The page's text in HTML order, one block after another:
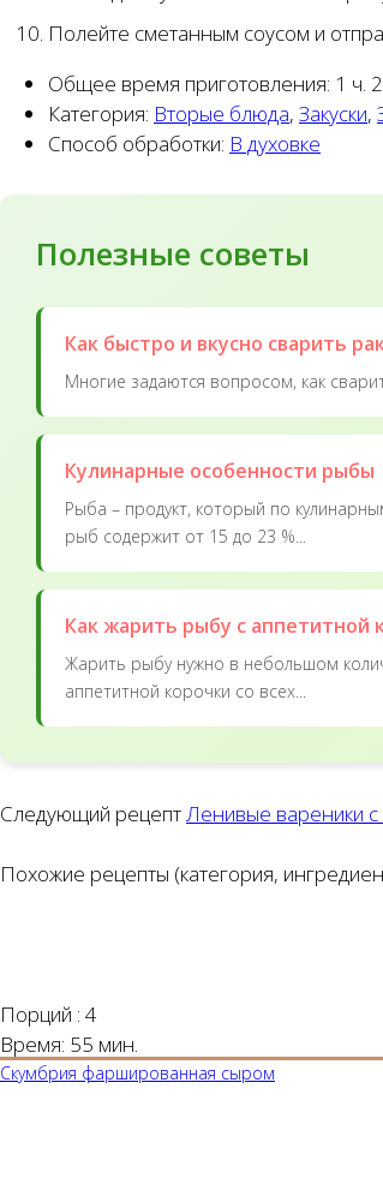
Полейте сметанным соусом и
Общее время приготовления: 1 ч.
Категория: Вторые блюда, Закуски,
Способ обработки: В духовке
Полезные советы
Как быстро и вкусно сварить
Многие задаются вопросом, как
Кулинарные особенности рыбы
Рыба – продукт, который по
рыб содержит от 15 до 23 %...
Как жарить рыбу с аппетитной
Жарить рыбу нужно в небольшом
аппетитной корочки со всех...
Следующий рецептЛенивые вареники с
Похожие рецепты (категория,
Порций : 4
Время: 55 мин.
Скумбрия фаршированная сыром